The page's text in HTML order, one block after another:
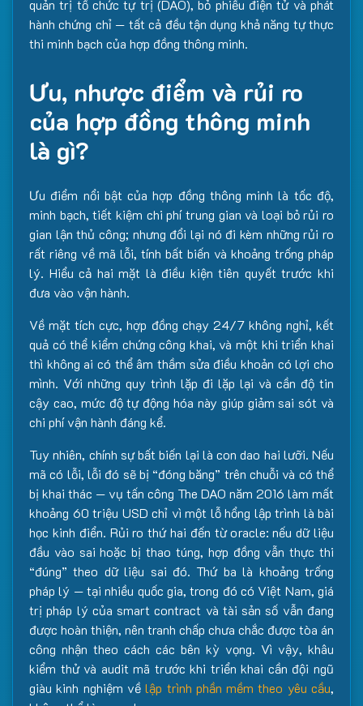
quản trị tổ chức tự trị (DAO), bỏ phiếu điện tử và phát
hành chứng chỉ — tất cả đều tận dụng khả năng tự thực
thi minh bạch của hợp đồng thông minh.
Ưu, nhược điểm và rủi ro
của hợp đồng thông minh
là gì?
Ưu điểm nổi bật của hợp đồng thông minh là tốc độ,
minh bạch, tiết kiệm chi phí trung gian và loại bỏ rủi ro
gian lận thủ công; nhưng đổi lại nó đi kèm những rủi ro
rất riêng về mã lỗi, tính bất biến và khoảng trống pháp
lý. Hiểu cả hai mặt là điều kiện tiên quyết trước khi
đưa vào vận hành.
Về mặt tích cực, hợp đồng chạy 24/7 không nghỉ, kết
quả có thể kiểm chứng công khai, và một khi triển khai
thì không ai có thể âm thầm sửa điều khoản có lợi cho
mình. Với những quy trình lặp đi lặp lại và cần độ tin
cậy cao, mức độ tự động hóa này giúp giảm sai sót và
chi phí vận hành đáng kể.
Tuy nhiên, chính sự bất biến lại là con dao hai lưỡi. Nếu
mã có lỗi, lỗi đó sẽ bị “đóng băng” trên chuỗi và có thể
bị khai thác — vụ tấn công The DAO năm 2016 làm mất
khoảng 60 triệu USD chỉ vì một lỗ hổng lập trình là bài
học kinh điển. Rủi ro thứ hai đến từ oracle: nếu dữ liệu
đầu vào sai hoặc bị thao túng, hợp đồng vẫn thực thi
“đúng” theo dữ liệu sai đó. Thứ ba là khoảng trống
pháp lý — tại nhiều quốc gia, trong đó có Việt Nam, giá
trị pháp lý của smart contract và tài sản số vẫn đang
được hoàn thiện, nên tranh chấp chưa chắc được tòa án
công nhận theo cách các bên kỳ vọng. Vì vậy, khâu
kiểm thử và audit mã trước khi triển khai cần đội ngũ
giàu kinh nghiệm vềlập trình phần mềm theo yêu cầu,